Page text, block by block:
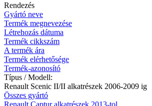
Rendezés
Gyártó neve
Termék megnevezése
Létrehozás dátuma
Termék cikkszám
A termék ára
Termék elérhetősége
Termék-azonosító
Típus / Modell:
Renault Scenic II/II alkatrészek 2006-2009 ig
Összes gyártó
Renault Captur alkatrészek 2013-tol